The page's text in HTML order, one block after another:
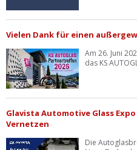
Vielen Dank für einen
Am 26. Juni
das KS
Glavista Automotive Glass Expo
Vernetzen
Die